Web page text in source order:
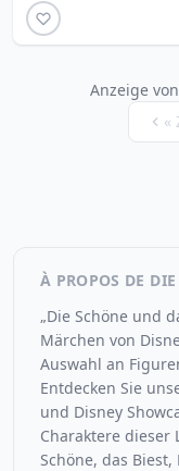
Anzeige von
«
À PROPOS DE
„Die Schöne und
Märchen von
Auswahl an
Entdecken Sie
und Disney
Charaktere dieser
Schöne, das